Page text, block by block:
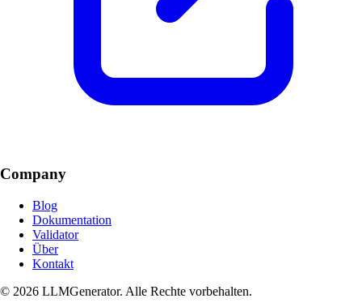
Company
Blog
Dokumentation
Validator
Über
Kontakt
© 2026 LLMGenerator. Alle Rechte vorbehalten.